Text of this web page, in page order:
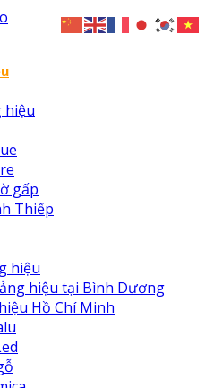
hiệu
gấp
Thiếp
hiệu
hiệu tại Bình Dương
Hồ Chí Minh